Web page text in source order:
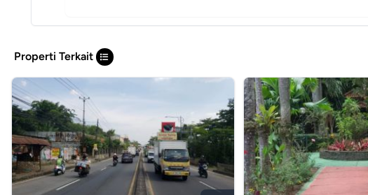
Properti Terkait